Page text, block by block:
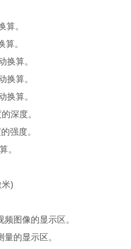
算。
。
换算。
换算。
换算。
深度。
强度。
。
)
图像的显示区。
的显示区。